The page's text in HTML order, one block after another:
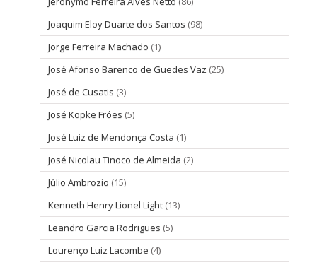
Joaquim Eloy Duarte dos Santos (98)
Jorge Ferreira Machado (1)
José Afonso Barenco de Guedes Vaz (25)
José de Cusatis (3)
José Kopke Fróes (5)
José Luiz de Mendonça Costa (1)
José Nicolau Tinoco de Almeida (2)
Júlio Ambrozio (15)
Kenneth Henry Lionel Light (13)
Leandro Garcia Rodrigues (5)
Lourenço Luiz Lacombe (4)